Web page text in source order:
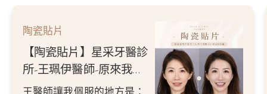
陶瓷貼片
【陶瓷貼片】星采牙醫診
所-王珮伊醫師-原來我的
不愛笑，只是不喜歡自己
王醫師讓我佩服的地方是：